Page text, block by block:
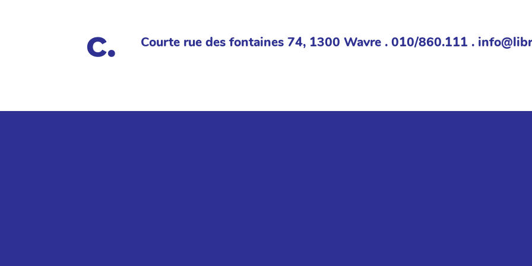
Courte rue des fontaines 74, 1300 Wavre . 010/860.111 .